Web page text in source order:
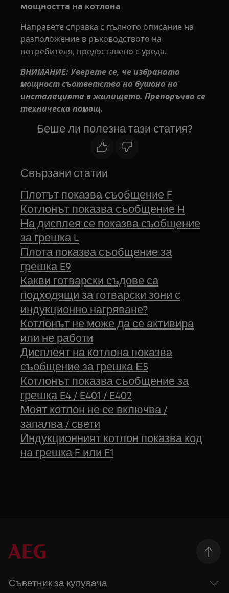
мощността на котлона
Направете справка с пълното описание на
разположение в ръководството на
потребителя, предоставено с уреда.
ВНИМАНИЕ: Уверете се, че избраната
мощност съответства на бушона на
инсталацията в жилището. Препоръчва се
техническа помощ.
Беше ли полезна тази статия?
Свързани статии
Плотът показва съобщение F
Котлонът показва съобщение H
На дисплея се показва съобщение
за грешка L
Плота показва съобщение за
грешка E9
Какви готварски съдове са
подходящи за готварски зони с
индукционно нагряване?
Котлонът не може да се активира
или не работи
Дисплеят на котлона показва
съобщение за грешка Е5
Котлонът показва съобщение за
грешка E4 / E401 / E402
Моят котлон не се включва /
запалва / свети
Индукционният котлон показва код
на грешка F или F1
Съветник за купувача